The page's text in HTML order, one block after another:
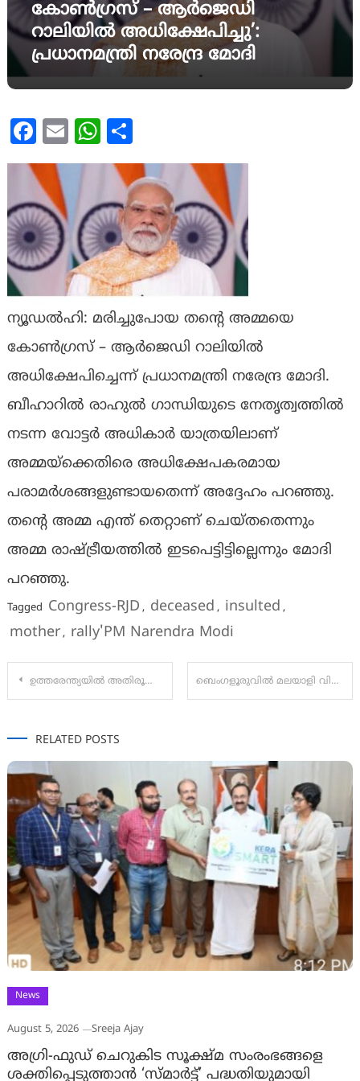
കോൺഗ്രസ് – ആർജെഡി
റാലിയിൽ അധിക്ഷേപിച്ചു’:
പ്രധാനമന്ത്രി നരേന്ദ്ര മോദി
Facebook
Email WhatsApp
ന്യൂഡൽഹി: മരിച്ചുപോയ തൻ്റെ അമ്മയെ
കോൺഗ്രസ് – ആർജെഡി റാലിയിൽ
അധിക്ഷേപിച്ചെന്ന് പ്രധാനമന്ത്രി നരേന്ദ്ര മോദി.
ബീഹാറിൽ രാഹുൽ ഗാന്ധിയുടെ നേതൃത്വത്തിൽ
നടന്ന വോട്ടർ അധികാർ യാത്രയിലാണ്
അമ്മയ്‌ക്കെതിരെ അധിക്ഷേപകരമായ
പരാമർശങ്ങളുണ്ടായതെന്ന് അദ്ദേഹം പറഞ്ഞു.
തൻ്റെ അമ്മ എന്ത് തെറ്റാണ് ചെയ്തതെന്നും
അമ്മ രാഷ്ട്രീയത്തിൽ ഇടപെട്ടിട്ടില്ലെന്നും മോദി
പറഞ്ഞു.
Tagged Congress-RJD , deceased , insulted ,
mother, rally'PM Narendra Modi
Post
ഉത്തരേന്ത്യയിൽ അതിരൂക്ഷ മഴ; പഞ്ചാബിൽ 30 മരണം, യമുനാ തീരത്ത് താമസിക്കുന്നവരോട് മാറി താമസിക്കാൻ നിർദേശം ബെംഗളൂരുവിൽ മലയാളി വിദ്യാർത്ഥിക്ക് കുത്തേറ്റു:
RELATED POSTS
News
August 5, 2026 Sreeja Ajay
അഗ്രി-ഫുഡ് ചെറുകിട സൂക്ഷ്മ സംരംഭങ്ങളെ
ശക്തിപ്പെടുത്താന്‍ ‘സ്മാര്‍ട്ട്’ പദ്ധതിയുമായി